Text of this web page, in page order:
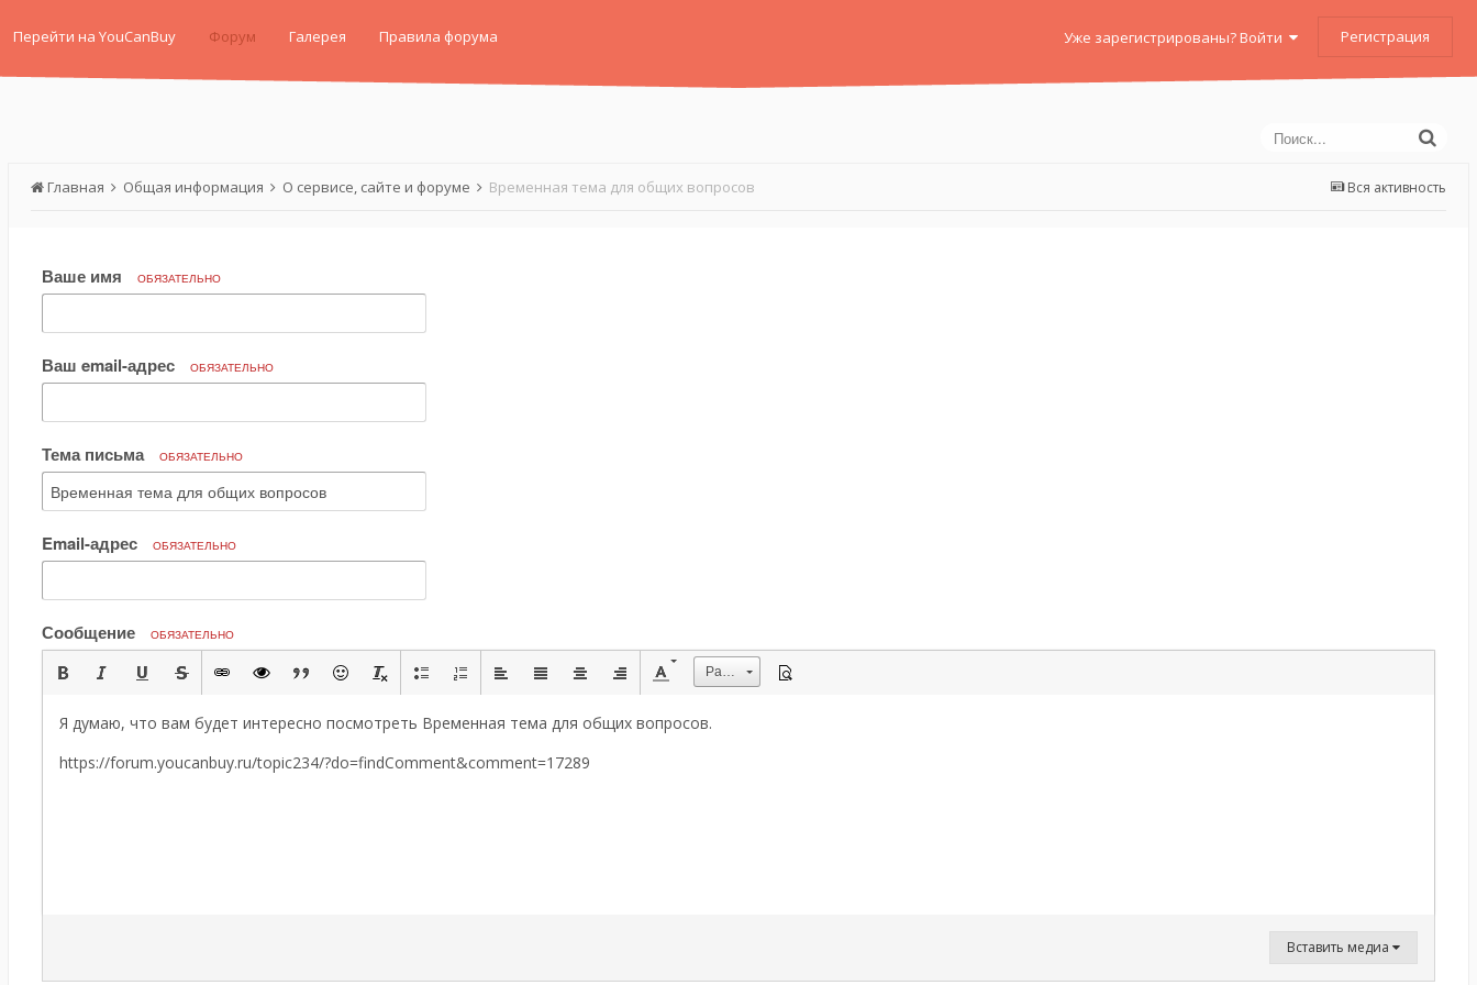
Перейти на YouCanBuy Форум Галерея Правила форума Уже зарегистрированы? Войти Регистрация
Вся активность
Главная Общая информация О сервисе, сайте и форуме Временная тема для общих вопросов
Ваше имя ОБЯЗАТЕЛЬНО
Ваш email-адрес ОБЯЗАТЕЛЬНО
Тема письма ОБЯЗАТЕЛЬНО
Email-адрес ОБЯЗАТЕЛЬНО
Сообщение ОБЯЗАТЕЛЬНО
Размер
Я думаю, что вам будет интересно посмотреть Временная тема для общих вопросов.
https://forum.youcanbuy.ru/topic234/?do=findComment&comment=17289
Вставить медиа